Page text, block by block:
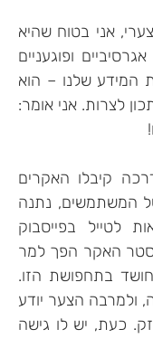
אני בטוח שהיא
ופוגעניים
המידע שלנו – הוא
לצרות. אני אומר:
קיבלו האקרים
המשתמשים, נתנה
לטייל בפייסבוק
האקר הפך למר
בתחפושת הזו.
ולמרבה הצער יודע
כעת, יש לו גישה